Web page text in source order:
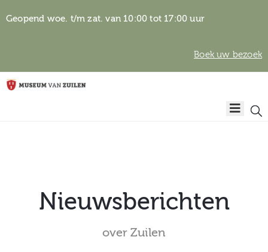
Geopend woe. t/m zat. van 10:00 tot 17:00 uur
Boek uw bezoek
Home
Nieuwsberichten
over Zuilen
Algemene